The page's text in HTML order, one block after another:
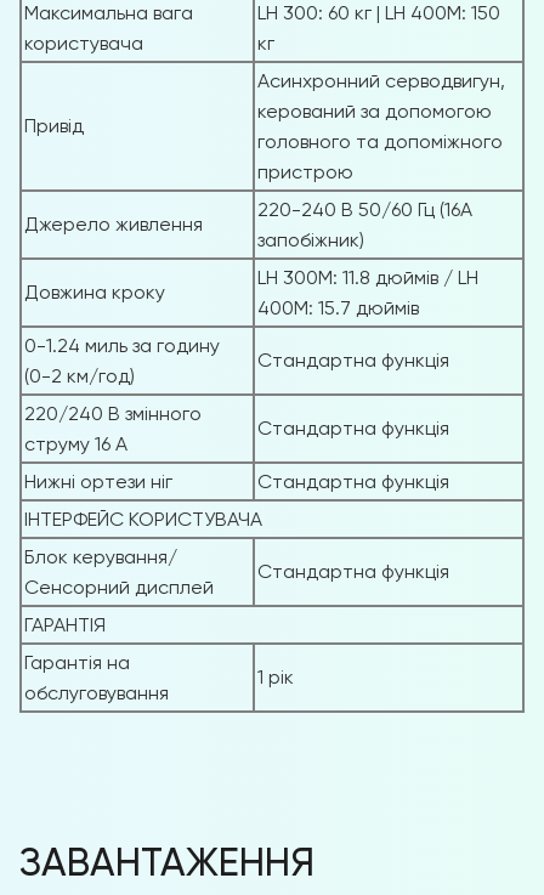
Максимальна вага
користувача
LH 300: 60 кг | LH 400M: 150
кг
Привід
Асинхронний серводвигун,
керований за допомогою
головного та допоміжного
пристрою
Джерело живлення
220-240 В 50/60 Гц (16A
запобіжник)
Довжина кроку
LH 300M: 11.8 дюймів / LH
400M: 15.7 дюймів
0-1.24 миль за годину
(0-2 км/год)
Стандартна функція
220/240 В змінного
струму 16 А
Стандартна функція
Нижні ортези ніг
Стандартна функція
ІНТЕРФЕЙС КОРИСТУВАЧА
Блок керування/
Сенсорний дисплей
Стандартна функція
ГАРАНТІЯ
Гарантія на
обслуговування
1 рік
ЗАВАНТАЖЕННЯ